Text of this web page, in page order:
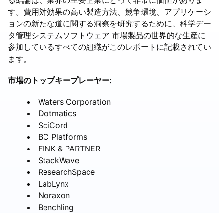
す。費用対効果の高い製造方法、競争環境、アプリケーシ
ョンの新たな道に関する洞察を研究するために、科学デー
タ管理システムソフトウェア 市場製品の世界的な生産に
参加しているすべての組織がこのレポートに記載されてい
ます。
市場のトップキープレーヤー:
Waters Corporation
Dotmatics
SciCord
BC Platforms
FINK & PARTNER
StackWave
ResearchSpace
LabLynx
Noraxon
Benchling